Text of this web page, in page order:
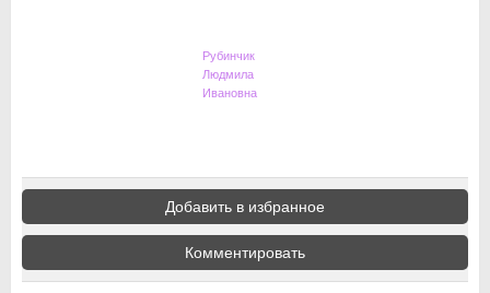
Рубинчик
Людмила
Ивановна
Добавить в избранное
Комментировать